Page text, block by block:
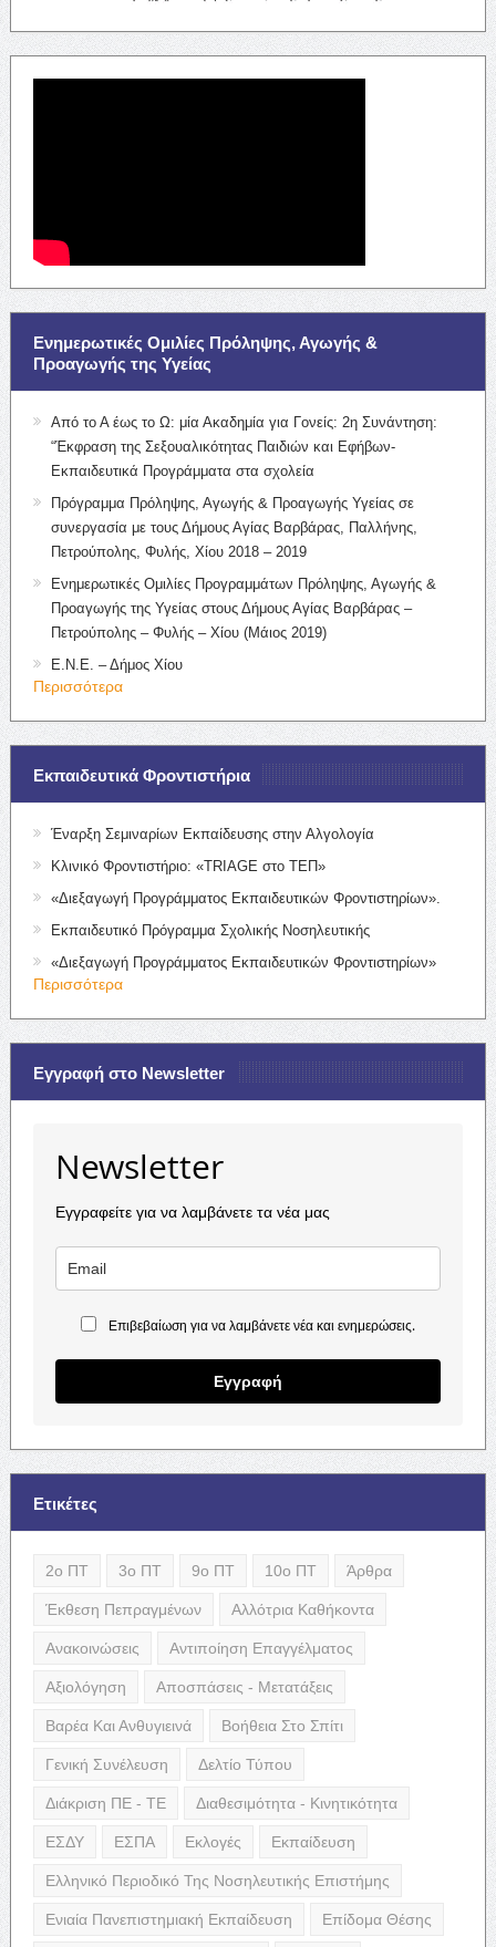
Ενημερωτικές Ομιλίες Πρόληψης, Αγωγής &
Προαγωγής της Υγείας
Από το Α έως το Ω: μία Ακαδημία για Γονείς: 2η Συνάντηση:
“Έκφραση της Σεξουαλικότητας Παιδιών και Εφήβων-
Εκπαιδευτικά Προγράμματα στα σχολεία
Πρόγραμμα Πρόληψης, Αγωγής & Προαγωγής Υγείας σε
συνεργασία με τους Δήμους Αγίας Βαρβάρας, Παλλήνης,
Πετρούπολης, Φυλής, Χίου 2018 – 2019
Ενημερωτικές Ομιλίες Προγραμμάτων Πρόληψης, Αγωγής &
Προαγωγής της Υγείας στους Δήμους Αγίας Βαρβάρας –
Πετρούπολης – Φυλής – Χίου (Μάιος 2019)
Ε.Ν.Ε. – Δήμος Χίου
Περισσότερα
Εκπαιδευτικά Φροντιστήρια
Έναρξη Σεμιναρίων Εκπαίδευσης στην Αλγολογία
Κλινικό Φροντιστήριο: «TRIAGE στο ΤΕΠ»
«Διεξαγωγή Προγράμματος Εκπαιδευτικών Φροντιστηρίων».
Εκπαιδευτικό Πρόγραμμα Σχολικής Νοσηλευτικής
«Διεξαγωγή Προγράμματος Εκπαιδευτικών Φροντιστηρίων»
Περισσότερα
Εγγραφή στο Newsletter
Newsletter
Εγγραφείτε για να λαμβάνετε τα νέα μας
Επιβεβαίωση για να λαμβάνετε νέα και ενημερώσεις.
Εγγραφή
Ετικέτες
2ο ΠΤ 3ο ΠΤ 9ο ΠΤ 10ο ΠΤ Άρθρα
Έκθεση Πεπραγμένων Αλλότρια Καθήκοντα
Ανακοινώσεις Αντιποίηση Επαγγέλματος
Αξιολόγηση Αποσπάσεις - Μετατάξεις
Βαρέα Και Ανθυγιεινά Βοήθεια Στο Σπίτι
Γενική Συνέλευση Δελτίο Τύπου
Διάκριση ΠΕ - ΤΕ Διαθεσιμότητα - Κινητικότητα
ΕΣΔΥ ΕΣΠΑ Εκλογές Εκπαίδευση
Ελληνικό Περιοδικό Της Νοσηλευτικής Επιστήμης
Ενιαία Πανεπιστημιακή Εκπαίδευση Επίδομα Θέσης